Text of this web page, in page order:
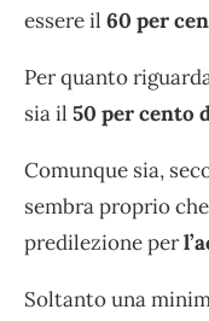
essere il 60 per
Per quanto
sia il 50 per cento
Comunque sia,
sembra proprio
predilezione per
Soltanto una